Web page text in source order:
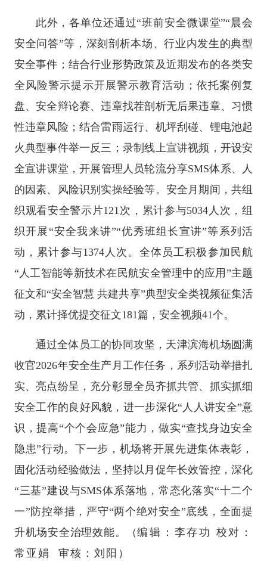
此外，各单位还通过“班前安全微课堂”“晨会
安全问答”等，深刻剖析本场、行业内发生的典型
安全事件；结合行业形势政策及近期发布的各类安
全风险警示提示开展警示教育活动；依托案例复
盘、安全辩论赛、违章找茬剖析无后果违章、习惯
性违章风险；结合雷雨运行、机坪刮碰、锂电池起
火典型事件举一反三；录制线上宣讲视频，开设安
全宣讲课堂，开展管理人员轮流分享SMS体系、人
的因素、风险识别实操经验等。安全月期间，共组
织观看安全警示片121次，累计参与5034人次，组
织开展“安全我来讲”“优秀班组长宣讲”等系列活
动，累计参与1374人次。全体员工积极参加民航
“人工智能等新技术在民航安全管理中的应用”主题
征文和“安全智慧 共建共享”典型安全类视频征集活
动，累计择优提交征文181篇，安全视频41个。
通过全体员工的协同攻坚，天津滨海机场圆满
收官2026年安全生产月工作任务，系列活动举措扎
实、亮点纷呈，充分彰显全员齐抓共管、抓实抓细
安全工作的良好风貌，进一步深化“人人讲安全”意
识，提高“个个会应急”能力，做实“查找身边安全
隐患”行动。下一步，机场将开展先进集体表彰，
固化活动经验做法，坚持以月促年长效管控，深化
“三基”建设与SMS体系落地，常态化落实“十二个
一”防控举措，严守“两个绝对安全”底线，全面提
升机场安全治理效能。
（编辑：李存功 校对：
常亚娟 审核：刘阳）